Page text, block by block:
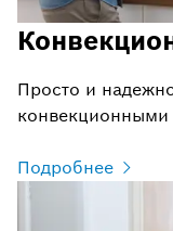
Просто и
конвекционными
Подробнее